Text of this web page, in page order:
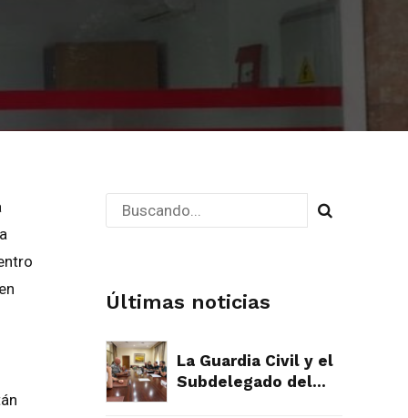
Últimas noticias
La Guardia Civil y el
Subdelegado del